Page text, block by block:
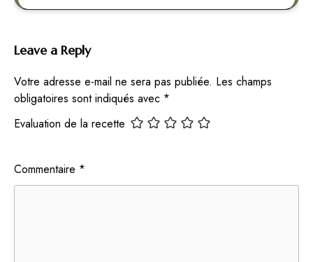
Leave a Reply
Votre adresse e-mail ne sera pas publiée. Les champs
obligatoires sont indiqués avec *
Evaluation de la recette
Commentaire *